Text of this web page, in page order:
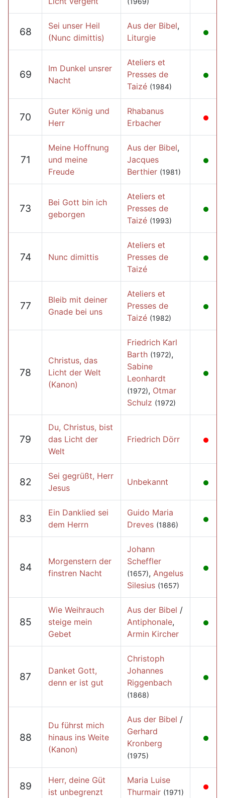
68
Sei unser Heil
(Nunc dimittis)
Aus der Bibel,
Liturgie
69
Im Dunkel unsrer
Nacht
Ateliers et
Presses de
Taizé (1984)
70
Guter König und
Herr
Rhabanus
Erbacher
71
Meine Hoffnung
und meine
Freude
Aus der Bibel,
Jacques
Berthier (1981)
73
Bei Gott bin ich
geborgen
Ateliers et
Presses de
Taizé (1993)
74 Nunc dimittis
Ateliers et
Presses de
Taizé
77
Bleib mit deiner
Gnade bei uns
Ateliers et
Presses de
Taizé (1982)
78
Christus, das
Licht der Welt
(Kanon)
Friedrich Karl
Barth (1972),
Sabine
Leonhardt
(1972), Otmar
Schulz (1972)
79
Du, Christus, bist
das Licht der
Welt
Friedrich Dörr
82
Sei gegrüßt, Herr
Jesus
Unbekannt
83
Ein Danklied sei
dem Herrn
Guido Maria
Dreves (1886)
84
Morgenstern der
finstren Nacht
Johann
Scheffler
(1657), Angelus
Silesius (1657)
85
Wie Weihrauch
steige mein
Gebet
Aus der Bibel /
Antiphonale,
Armin Kircher
87
Danket Gott,
denn er ist gut
Christoph
Johannes
Riggenbach
(1868)
88
Du führst mich
hinaus ins Weite
(Kanon)
Aus der Bibel /
Gerhard
Kronberg
(1975)
89
Herr, deine Güt
ist unbegrenzt
Maria Luise
Thurmair (1971)